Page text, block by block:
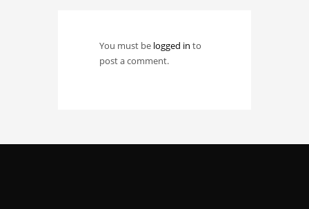
You must be logged in to
post a comment.